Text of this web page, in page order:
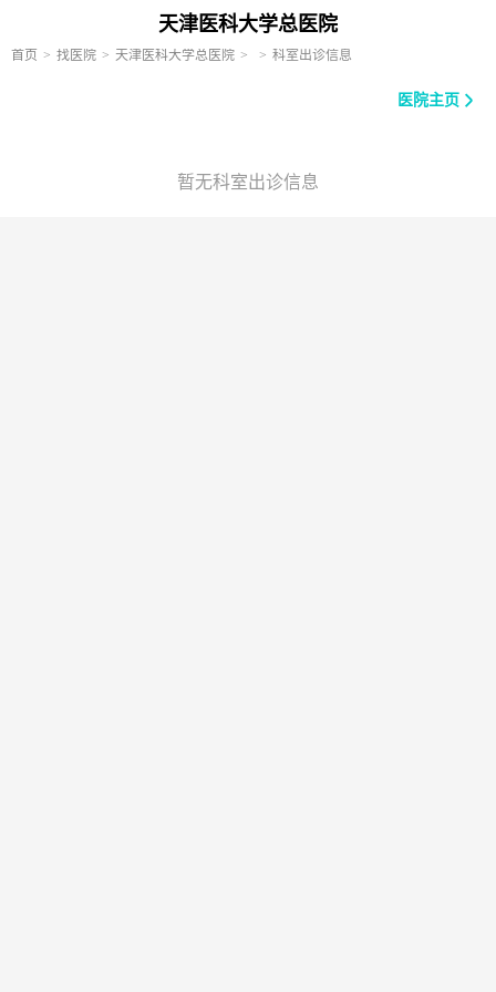
天津医科大学总医院
首页 找医院 天津医科大学总医院 科室出诊信息
医院主页
暂无科室出诊信息